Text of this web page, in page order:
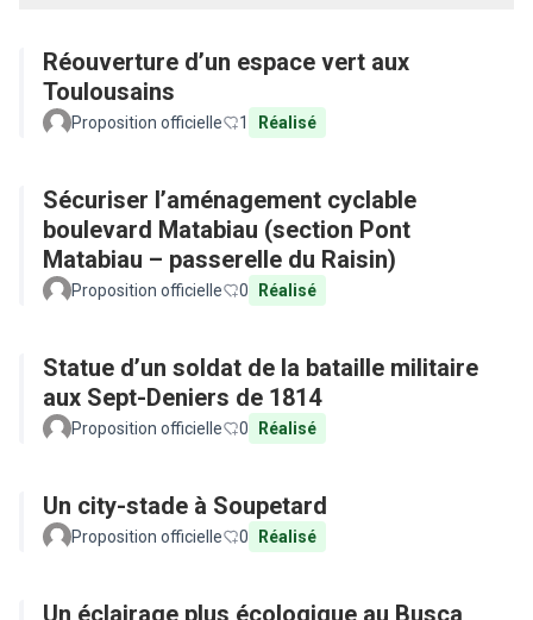
Réouverture d’un espace vert aux
Toulousains
Proposition officielle 1 Réalisé
Sécuriser l’aménagement cyclable
boulevard Matabiau (section Pont
Matabiau – passerelle du Raisin)
Proposition officielle 0 Réalisé
Statue d’un soldat de la bataille militaire
aux Sept-Deniers de 1814
Proposition officielle 0 Réalisé
Un city-stade à Soupetard
Proposition officielle 0 Réalisé
Un éclairage plus écologique au Busca